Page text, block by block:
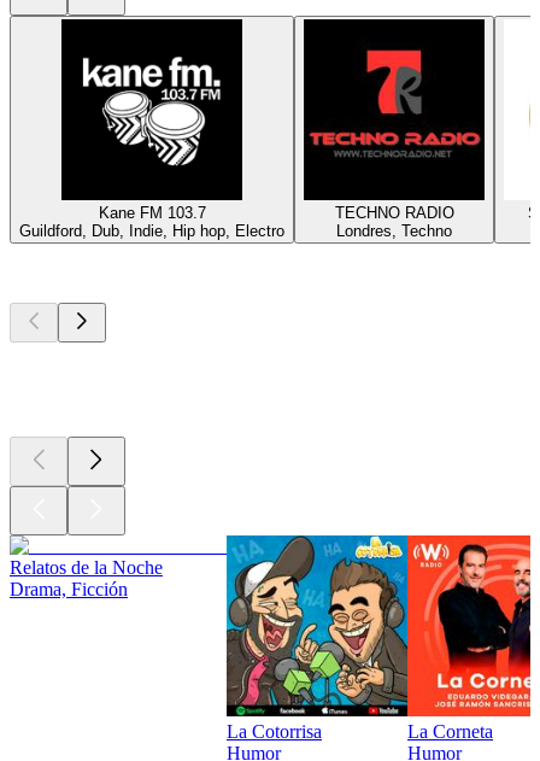
Kane FM 103.7
Guildford, Dub, Indie, Hip hop, Electro
TECHNO RADIO
Londres, Techno
Relatos de la Noche
Drama, Ficción
La Cotorrisa
Humor
La Corneta
Humor